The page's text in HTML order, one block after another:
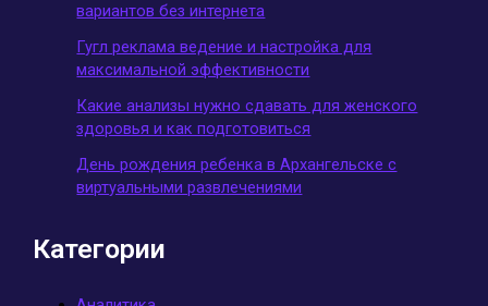
вариантов без интернета
Гугл реклама ведение и настройка для
максимальной эффективности
Какие анализы нужно сдавать для женского
здоровья и как подготовиться
День рождения ребенка в Архангельске с
виртуальными развлечениями
Категории